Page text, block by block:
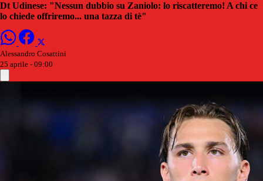
Dt Udinese: "Nessun dubbio su Zaniolo: lo riscatteremo! A chi ce
lo chiede offriremo... una tazza di tè"
Alessandro Cosattini
25 aprile - 09:00